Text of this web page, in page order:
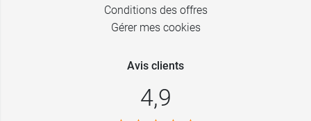
Conditions des offres
Gérer mes cookies
Avis clients
4,9